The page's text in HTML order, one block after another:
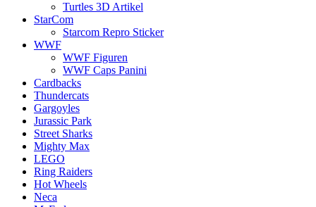
Turtles 3D Artikel
StarCom
Starcom Repro Sticker
WWF
WWF Figuren
WWF Caps Panini
Cardbacks
Thundercats
Gargoyles
Jurassic Park
Street Sharks
Mighty Max
LEGO
Ring Raiders
Hot Wheels
Neca